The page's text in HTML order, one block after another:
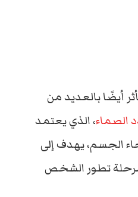
أيضًا بالعديد من
الصماء، الذي يعتمد
الجسم، يهدف إلى
مرحلة تطور الشخص